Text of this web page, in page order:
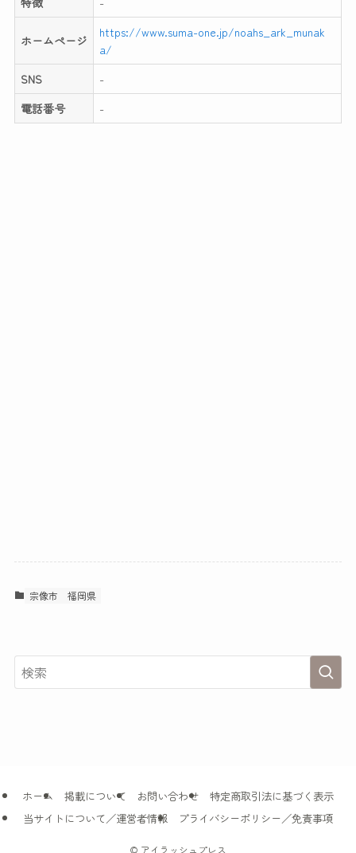
ホームページ
https://www.suma-one.jp/noahs_ark_munak
a/
SNS
-
電話番号
-
宗像市 福岡県
ホーム 掲載について お問い合わせ
特定商取引法に基づく表示
当サイトについて／運営者情報
プライバシーポリシー／免責事項
© アイラッシュプレス